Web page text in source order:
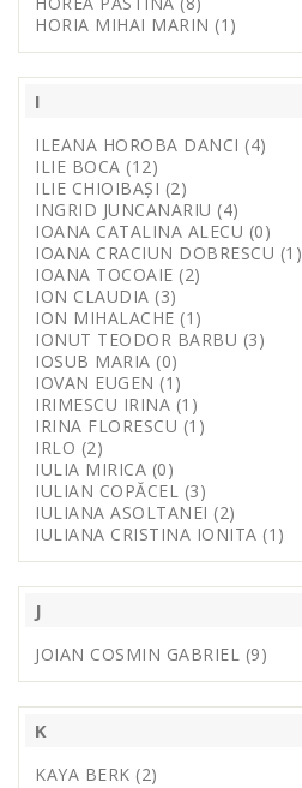
HORIA MIHAI MARIN (1)
I
ILEANA HOROBA DANCI (4)
ILIE BOCA (12)
ILIE CHIOIBAȘI (2)
INGRID JUNCANARIU (4)
IOANA CATALINA ALECU (0)
IOANA CRACIUN DOBRESCU (1)
IOANA TOCOAIE (2)
ION CLAUDIA (3)
ION MIHALACHE (1)
IONUT TEODOR BARBU (3)
IOSUB MARIA (0)
IOVAN EUGEN (1)
IRIMESCU IRINA (1)
IRINA FLORESCU (1)
IRLO (2)
IULIA MIRICA (0)
IULIAN COPĂCEL (3)
IULIANA ASOLTANEI (2)
IULIANA CRISTINA IONITA (1)
J
JOIAN COSMIN GABRIEL (9)
K
KAYA BERK (2)